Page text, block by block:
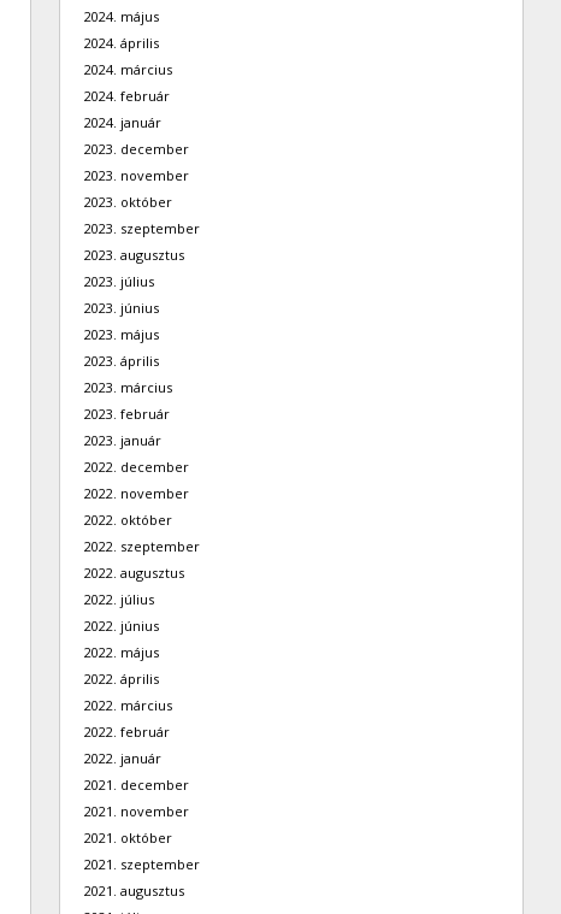
2024. május
2024. április
2024. március
2024. február
2024. január
2023. december
2023. november
2023. október
2023. szeptember
2023. augusztus
2023. július
2023. június
2023. május
2023. április
2023. március
2023. február
2023. január
2022. december
2022. november
2022. október
2022. szeptember
2022. augusztus
2022. július
2022. június
2022. május
2022. április
2022. március
2022. február
2022. január
2021. december
2021. november
2021. október
2021. szeptember
2021. augusztus